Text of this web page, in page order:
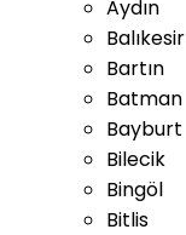
Aydın
Balıkesir
Bartın
Batman
Bayburt
Bilecik
Bingöl
Bitlis